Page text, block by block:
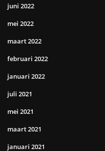
juni 2022
mei 2022
maart 2022
februari 2022
januari 2022
juli 2021
mei 2021
maart 2021
januari 2021